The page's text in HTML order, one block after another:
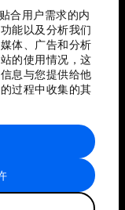
合用户需求的内
能以及分析我们
体、广告和分析
的使用情况，这
息与您提供给他
过程中收集的其